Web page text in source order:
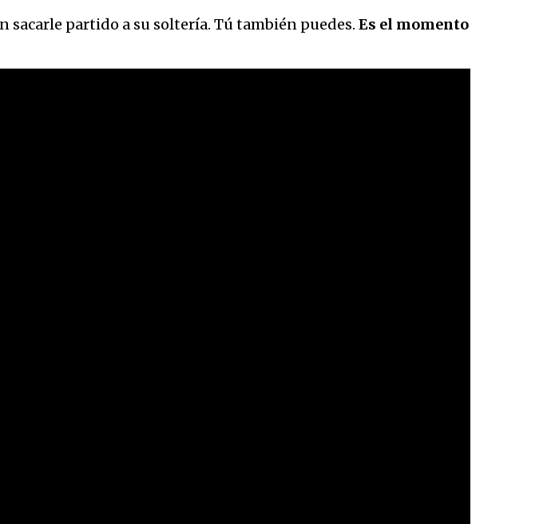
sacarle partido a su soltería. Tú también puedes. Es el momento